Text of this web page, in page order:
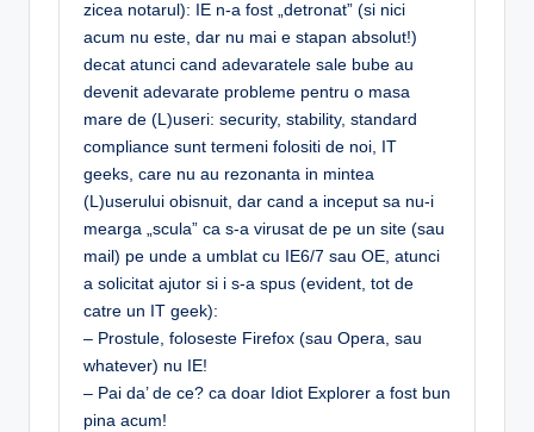
zicea notarul): IE n-a fost „detronat” (si nici
acum nu este, dar nu mai e stapan absolut!)
decat atunci cand adevaratele sale bube au
devenit adevarate probleme pentru o masa
mare de (L)useri: security, stability, standard
compliance sunt termeni folositi de noi, IT
geeks, care nu au rezonanta in mintea
(L)userului obisnuit, dar cand a inceput sa nu-i
mearga „scula” ca s-a virusat de pe un site (sau
mail) pe unde a umblat cu IE6/7 sau OE, atunci
a solicitat ajutor si i s-a spus (evident, tot de
catre un IT geek):
– Prostule, foloseste Firefox (sau Opera, sau
whatever) nu IE!
– Pai da’ de ce? ca doar Idiot Explorer a fost bun
pina acum!